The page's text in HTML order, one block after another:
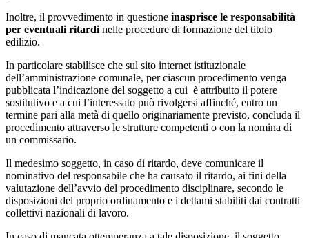
Inoltre, il provvedimento in questione inasprisce le responsabilità
per eventuali ritardi nelle procedure di formazione del titolo
edilizio.
In particolare stabilisce che sul sito internet istituzionale
dell’amministrazione comunale, per ciascun procedimento venga
pubblicata l’indicazione del soggetto a cui è attribuito il potere
sostitutivo e a cui l’interessato può rivolgersi affinché, entro un
termine pari alla metà di quello originariamente previsto, concluda il
procedimento attraverso le strutture competenti o con la nomina di
un commissario.
Il medesimo soggetto, in caso di ritardo, deve comunicare il
nominativo del responsabile che ha causato il ritardo, ai fini della
valutazione dell’avvio del procedimento disciplinare, secondo le
disposizioni del proprio ordinamento e i dettami stabiliti dai contratti
collettivi nazionali di lavoro.